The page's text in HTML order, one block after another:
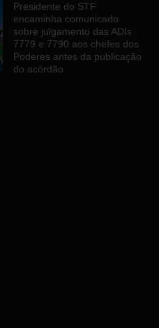
Presidente do STF
encaminha comunicado
sobre julgamento das ADIs
7779 e 7790 aos chefes dos
Poderes antes da publicação
do acórdão